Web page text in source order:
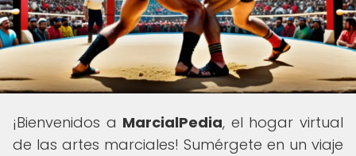
¡Bienvenidos a MarcialPedia, el hogar virtual
de las artes marciales! Sumérgete en un viaje